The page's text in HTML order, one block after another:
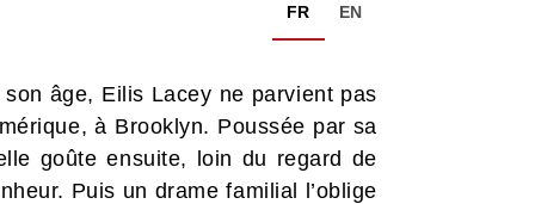
FR EN
âge, Eilis Lacey ne parvient pas
à Brooklyn. Poussée par sa
goûte ensuite, loin du regard de
Puis un drame familial l’oblige